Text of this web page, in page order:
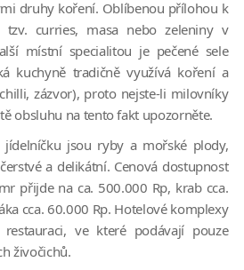
druhy koření. Oblíbenou přílohou k
curries, masa nebo zeleniny v
místní specialitou je pečené sele
kuchyně tradičně využívá koření a
zázvor), proto nejste-li milovníky
obsluhu na tento fakt upozorněte.
jídelníčku jsou ryby a mořské plody,
a delikátní. Cenová dostupnost
přijde na ca. 500.000 Rp, krab cca.
cca. 60.000 Rp. Hotelové komplexy
restauraci, ve které podávají pouze
živočichů.